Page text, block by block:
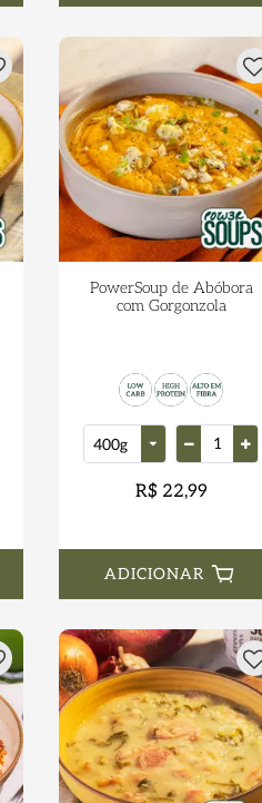
PowerSoup de Abóbora
com Gorgonzola
R$ 22,99
ADICIONAR